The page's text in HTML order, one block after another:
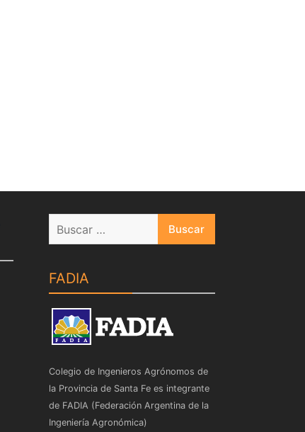
Buscar:
FADIA
Colegio de Ingenieros Agrónomos de
la Provincia de Santa Fe es integrante
de FADIA (Federación Argentina de la
Ingeniería Agronómica)